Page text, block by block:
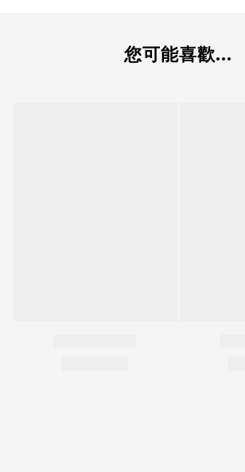
您可能喜歡...